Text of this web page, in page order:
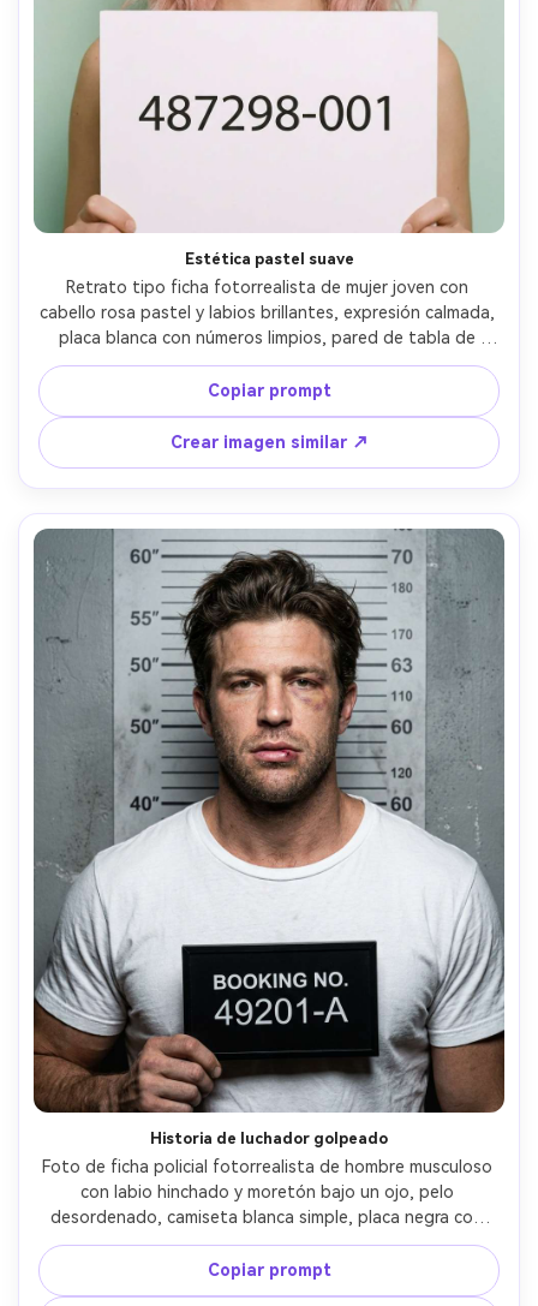
Estética pastel suave
Retrato tipo ficha fotorrealista de mujer joven con
cabello rosa pastel y labios brillantes, expresión calmada,
placa blanca con números limpios, pared de tabla de
alturas verde menta pálido, flash suave y difundido para
sombras delicadas, grano tenue, gradación pastel de
moda, tomada con Fuji GFX y 80mm, composición
centrada del pecho hacia arriba, detalle nítido, luz
cinematográfica suave --ar 4:5
Copiar prompt
Crear imagen similar ↗
Historia de luchador golpeado
Foto de ficha policial fotorrealista de hombre musculoso
con labio hinchado y moretón bajo un ojo, pelo
desordenado, camiseta blanca simple, placa negra con
número de ficha, pared gris de tabla de alturas, flash
intenso que enfatiza textura y lesiones, tomada con
Canon R6 y 85mm, encuadre ajustado pecho-arriba,
Copiar prompt